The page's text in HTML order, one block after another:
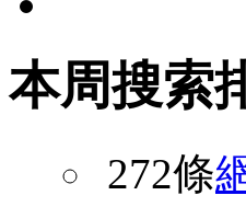
本周搜索
272條